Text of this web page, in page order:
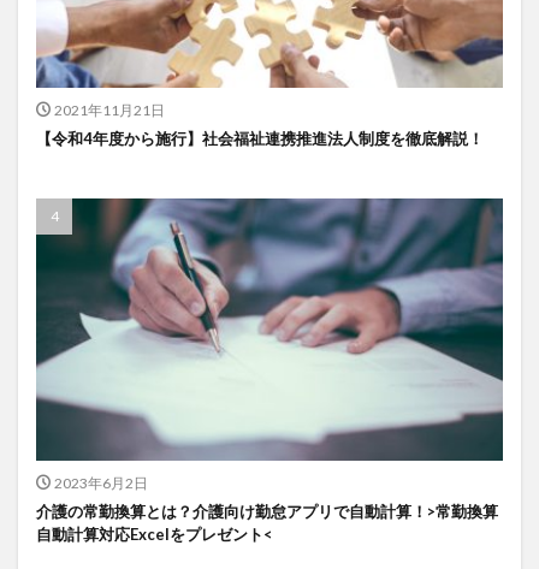
2021年11月21日
【令和4年度から施行】社会福祉連携推進法人制度を徹底解説！
2023年6月2日
介護の常勤換算とは？介護向け勤怠アプリで自動計算！>常勤換算
自動計算対応Excelをプレゼント<
一般社団法人全国介護支援協会 上着
乾燥対策
予防
事業運営 人事考課
人事評価
人員配置基準
人材採用
プラナス株式会社
フォーユー
スマホ活用
ディフェンス
ダレタメすぎと
タレントマネジメント
チーム
チームビルディング
チームを育む
チーム力
チアケアズ
ちぎっ手アート
ちぎり絵
つながって！MIRAI
デイサービス
デジタルの日
ファクタリング
ドラえもん
ナノファイバー
ハビットトラッカー
ハンドソープ
ひび
髪色